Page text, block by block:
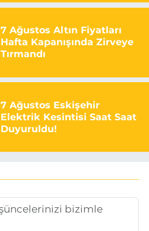
7 Ağustos Altın Fiyatları
Hafta Kapanışında Zirveye
Tırmandı
7 Ağustos Eskişehir
Elektrik Kesintisi Saat Saat
Duyuruldu!